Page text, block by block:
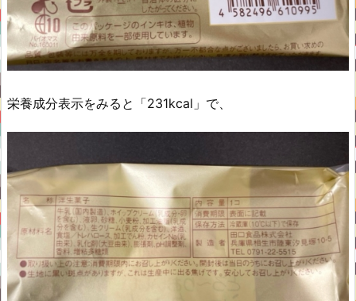
栄養成分表示をみると「231kcal」で、